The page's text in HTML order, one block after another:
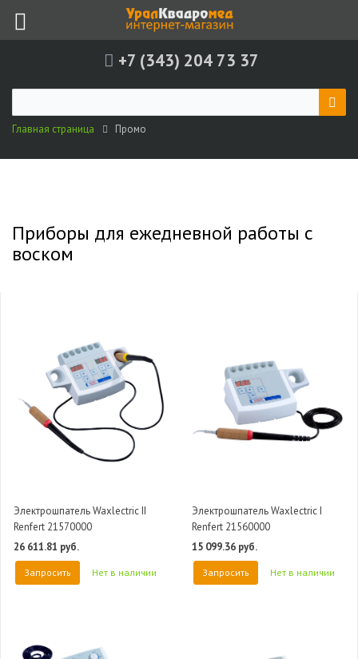
+7 (343) 204 73 37
Главная страница Промо
Приборы для ежедневной работы с
воском
Электрошпатель Waxlectric II
Renfert 21570000
26 611.81 руб.
Запросить Нет в наличии
Электрошпатель Waxlectric I
Renfert 21560000
15 099.36 руб.
Запросить Нет в наличии